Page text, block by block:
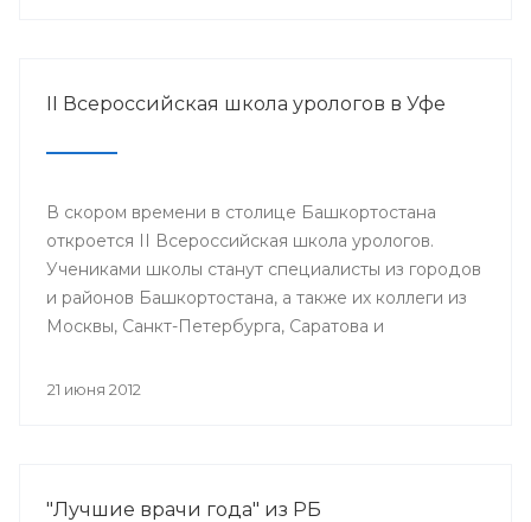
II Всероссийская школа урологов в Уфе
В скором времени в столице Башкортостана
откроется II Всероссийская школа урологов.
Учениками школы станут специалисты из городов
и районов Башкортостана, а также их коллеги из
Москвы, Санкт-Петербурга, Саратова и
21 июня 2012
"Лучшие врачи года" из РБ